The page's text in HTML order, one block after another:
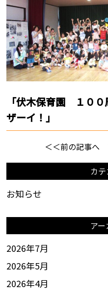
「伏木保育園 １０
ザーイ！」
＜＜前の記事へ
カ
お知らせ
ア
2026年7月
2026年5月
2026年4月